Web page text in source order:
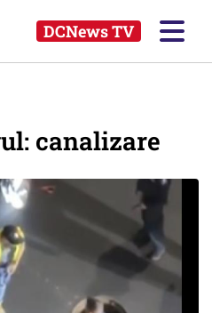
DCNews TV
canalizare